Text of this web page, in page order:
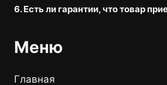
6. Есть ли гарантии, что товар
Меню
Главная